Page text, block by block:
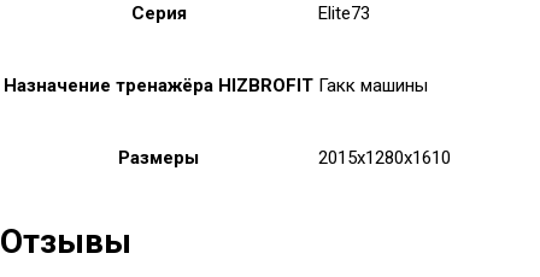
Серия Elite73
Назначение тренажёра HIZBROFIT Гакк машины
Размеры 2015x1280x1610
Отзывы